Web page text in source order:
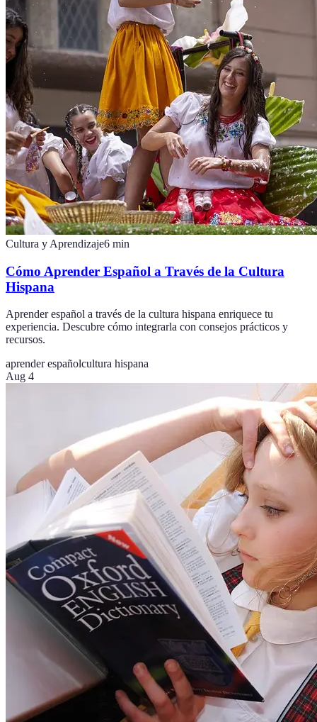
Cultura y Aprendizaje6 min
Cómo Aprender Español a Través de la Cultura
Hispana
Aprender español a través de la cultura hispana enriquece tu
experiencia. Descubre cómo integrarla con consejos prácticos y
recursos.
aprender españolcultura hispana
Aug 4